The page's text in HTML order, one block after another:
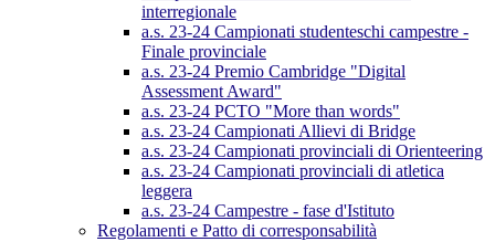
interregionale
a.s. 23-24 Campionati studenteschi campestre -
Finale provinciale
a.s. 23-24 Premio Cambridge "Digital
Assessment Award"
a.s. 23-24 PCTO "More than words"
a.s. 23-24 Campionati Allievi di Bridge
a.s. 23-24 Campionati provinciali di Orienteering
a.s. 23-24 Campionati provinciali di atletica
leggera
a.s. 23-24 Campestre - fase d'Istituto
Regolamenti e Patto di corresponsabilità